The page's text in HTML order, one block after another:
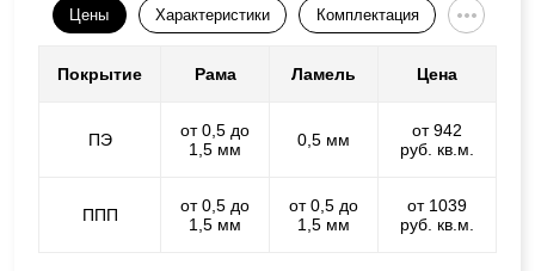
Цены Характеристики Комплектация
Покрытие Рама Ламель Цена
ПЭ
от 0,5 до
1,5 мм
0,5 мм
от 942
руб. кв.м.
ППП
от 0,5 до
1,5 мм
от 0,5 до
1,5 мм
от 1039
руб. кв.м.